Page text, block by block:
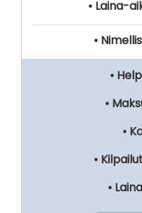
• Laina-
•
•
•
•
•
•